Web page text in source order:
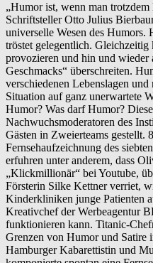
„Humor ist, wenn man trotzdem
Schriftsteller Otto Julius
universelle Wesen des Humors.
tröstet gelegentlich.
provozieren und hin und wieder
Geschmacks“ überschreiten.
verschiedenen Lebenslagen
Situation auf ganz unerwartete
Humor? Was darf Humor?
Nachwuchsmoderatoren des
Gästen in Zweierteams gestellt.
Fernsehaufzeichnung des
erfuhren unter anderem, dass
„Klickmillionär“ bei Youtube,
Försterin Silke Kettner verriet,
Kinderkliniken junge Patienten
Kreativchef der Werbeagentur
funktionieren kann. Titanic-
Grenzen von Humor und Satire
Hamburger Kabarettistin und